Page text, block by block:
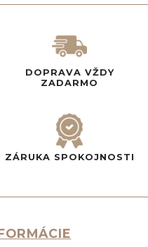
DOPRAVA VŽDY
ZADARMO
ZÁRUKA SPOKOJNOSTI